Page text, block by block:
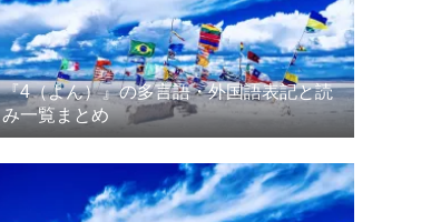
『4（よん）』の多言語・外国語表記と読
み一覧まとめ